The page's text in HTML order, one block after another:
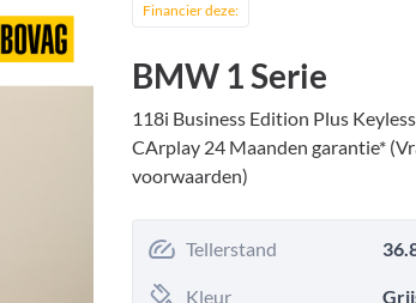
Financier deze:
BMW 1 Serie
118i Business Edition Plus
CArplay 24 Maanden garantie*
voorwaarden)
Tellerstand
Kleur